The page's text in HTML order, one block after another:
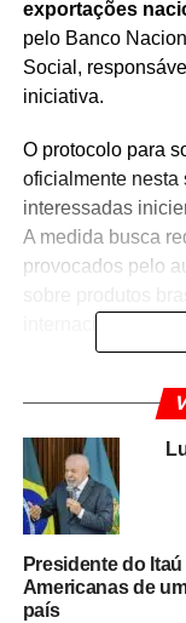
exportações
pelo Banco
Social,
iniciativa.
O protocolo para
oficialmente nesta
interessadas
A medida busca
provocados pelo
proteção à
competitividade
comércio exterior.
com condições
sofreram perdas
barreiras tarifárias
Segundo
Presidente do
Americanas de
país